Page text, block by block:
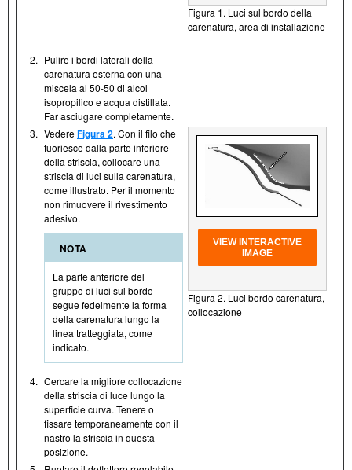
Figura 1. Luci sul bordo della
carenatura, area di installazione
2. Pulire i bordi laterali della
carenatura esterna con una
miscela al 50-50 di alcol
isopropilico e acqua distillata.
Far asciugare completamente.
3. VedereFigura 2. Con il filo che
fuoriesce dalla parte inferiore
della striscia, collocare una
striscia di luci sulla carenatura,
come illustrato. Per il momento
non rimuovere il rivestimento
adesivo.
NOTA
La parte anteriore del
gruppo di luci sul bordo
segue fedelmente la forma
della carenatura lungo la
linea tratteggiata, come
indicato.
VIEW INTERACTIVE
IMAGE
Figura 2. Luci bordo carenatura,
collocazione
4. Cercare la migliore collocazione
della striscia di luce lungo la
superficie curva. Tenere o
fissare temporaneamente con il
nastro la striscia in questa
posizione.